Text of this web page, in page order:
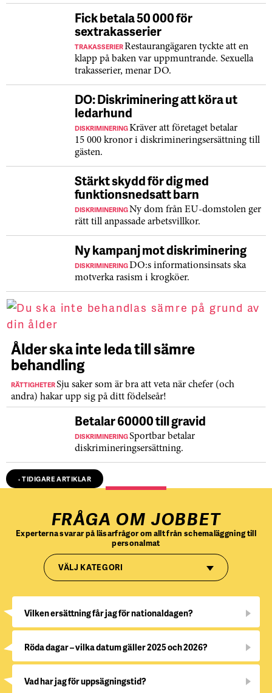
Fick betala 50 000 för
sextrakasserier
TRAKASSERIERRestaurangägaren tyckte att en
klapp på baken var uppmuntrande. Sexuella
trakasserier, menar DO.
DO: Diskriminering att köra ut
ledarhund
DISKRIMINERINGKräver att företaget betalar
15 000 kronor i diskrimineringsersättning till
gästen.
Stärkt skydd för dig med
funktionsnedsatt barn
DISKRIMINERINGNy dom från EU-domstolen ger
rätt till anpassade arbetsvillkor.
Ny kampanj mot diskriminering
DISKRIMINERINGDO:s informationsinsats ska
motverka rasism i krogköer.
Ålder ska inte leda till sämre
behandling
RÄTTIGHETERSju saker som är bra att veta när chefer (och
andra) hakar upp sig på ditt födelseår!
Betalar 60000 till gravid
DISKRIMINERINGSportbar betalar
diskrimineringsersättning.
‹ TIDIGARE ARTIKLAR
FRÅGA OM JOBBET
Experterna svarar på läsarfrågor om allt från schemaläggning till
personalmat
VÄLJ KATEGORI
Vilken ersättning får jag för nationaldagen?
Röda dagar – vilka datum gäller 2025 och 2026?
Vad har jag för uppsägningstid?